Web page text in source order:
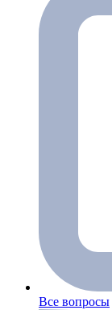
Все вопросы